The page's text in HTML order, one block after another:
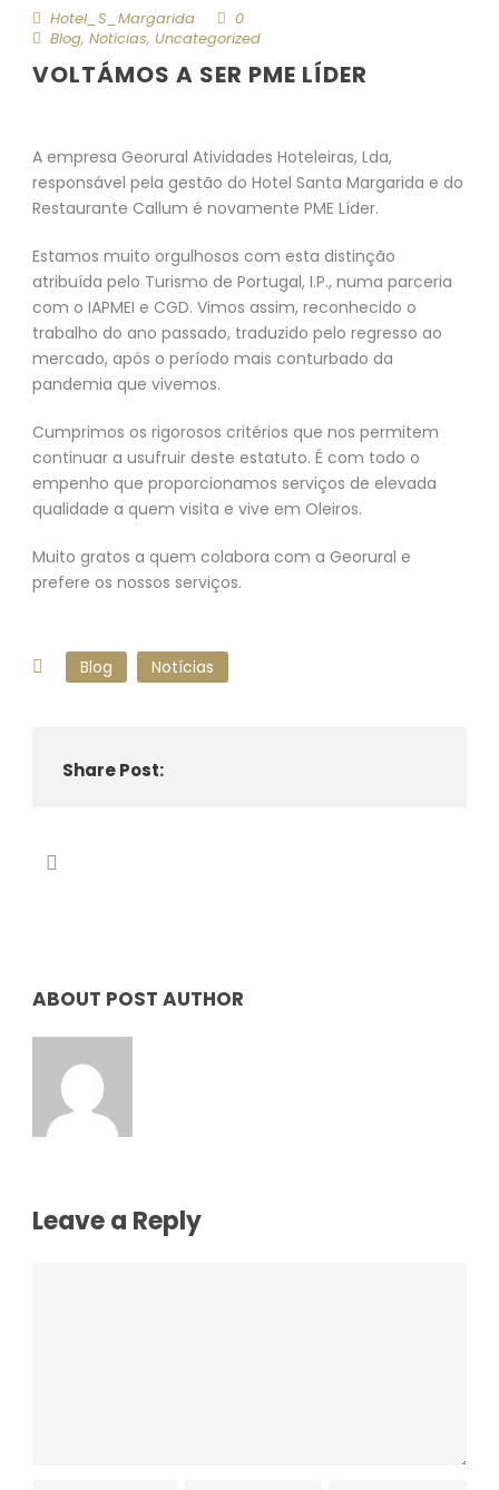
Hotel_S_Margarida
0
Blog, Notícias, Uncategorized
VOLTÁMOS A SER PME LÍDER
A empresa Georural Atividades Hoteleiras, Lda,
responsável pela gestão do Hotel Santa Margarida e do
Restaurante Callum é novamente PME Líder.
Estamos muito orgulhosos com esta distinção
atribuída pelo Turismo de Portugal, I.P., numa parceria
com o IAPMEI e CGD. Vimos assim, reconhecido o
trabalho do ano passado, traduzido pelo regresso ao
mercado, após o período mais conturbado da
pandemia que vivemos.
Cumprimos os rigorosos critérios que nos permitem
continuar a usufruir deste estatuto. É com todo o
empenho que proporcionamos serviços de elevada
qualidade a quem visita e vive em Oleiros.
Muito gratos a quem colabora com a Georural e
prefere os nossos serviços.
Blog Notícias
Share Post:
ABOUT POST AUTHOR
Leave a Reply